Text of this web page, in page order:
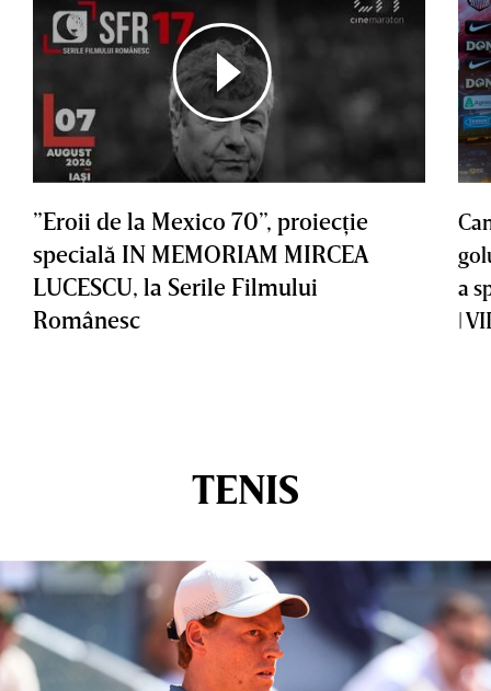
”Eroii de la Mexico 70”, proiecţie
specială IN MEMORIAM MIRCEA
LUCESCU, la Serile Filmului
Românesc
a
|
TENIS